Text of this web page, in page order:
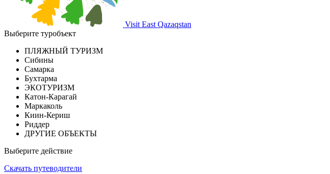
Visit East Qazaqstan
Выберите туробъект
ПЛЯЖНЫЙ ТУРИЗМ
Сибины
Самарка
Бухтарма
ЭКОТУРИЗМ
Катон-Карагай
Маркаколь
Киин-Кериш
Риддер
ДРУГИЕ ОБЪЕКТЫ
Выберите действие
Скачать путеводители